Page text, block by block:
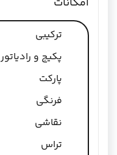
ترکیبی
پکیج و رادیاتور
پارکت
فرنگی
نقاشی
تراس